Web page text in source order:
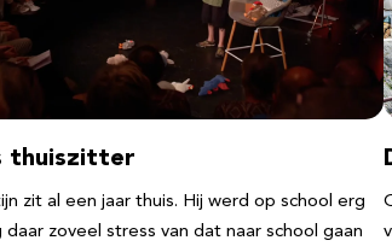
thuiszitter
zit al een jaar thuis. Hij werd op school erg
zoveel stress van dat naar school gaan